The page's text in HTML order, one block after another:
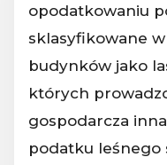
opodatkowaniu
sklasyfikowane
budynków jako
których
gospodarcza
podatku leśnego